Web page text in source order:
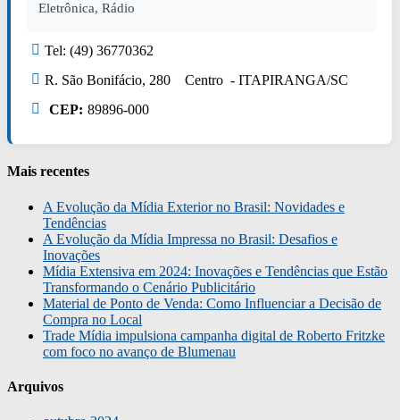
Eletrônica, Rádio
Tel: (49) 36770362
R. São Bonifácio, 280 Centro - ITAPIRANGA/SC
CEP: 89896-000
Mais recentes
A Evolução da Mídia Exterior no Brasil: Novidades e
Tendências
A Evolução da Mídia Impressa no Brasil: Desafios e
Inovações
Mídia Extensiva em 2024: Inovações e Tendências que Estão
Transformando o Cenário Publicitário
Material de Ponto de Venda: Como Influenciar a Decisão de
Compra no Local
Trade Mídia impulsiona campanha digital de Roberto Fritzke
com foco no avanço de Blumenau
Arquivos